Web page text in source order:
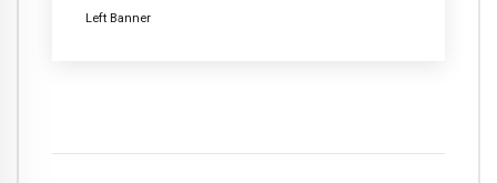
Left Banner